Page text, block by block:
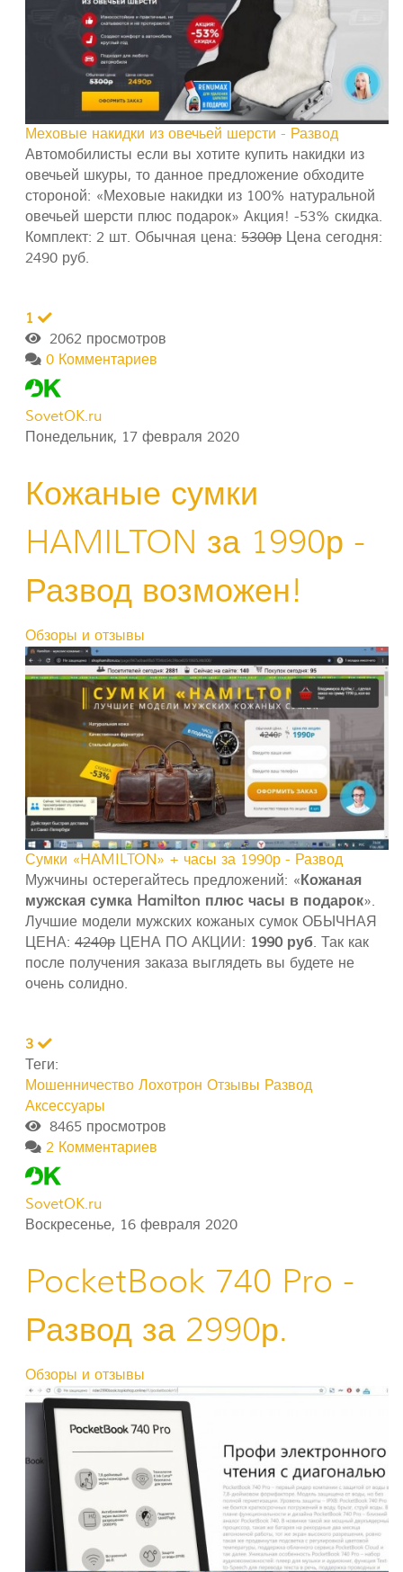
Меховые накидки из овечьей шерсти - Развод
Автомобилисты если вы хотите купить накидки из
овечьей шкуры, то данное предложение обходите
стороной: «Меховые накидки из 100% натуральной
овечьей шерсти плюс подарок» Акция! -53% скидка.
Комплект: 2 шт. Обычная цена:5300рЦена сегодня:
2490 руб.
1
2062 просмотров
0 Комментариев
SovetOK.ru
Понедельник, 17 февраля 2020
Кожаные сумки
HAMILTON за 1990р -
Развод возможен!
Обзоры и отзывы
Сумки «HAMILTON» + часы за 1990р - Развод
Мужчины остерегайтесь предложений: «Кожаная
мужская сумка Hamilton плюс часы в подарок».
Лучшие модели мужских кожаных сумок ОБЫЧНАЯ
ЦЕНА:4240рЦЕНА ПО АКЦИИ: 1990 руб. Так как
после получения заказа выглядеть вы будете не
очень солидно.
3
Теги:
Мошенничество Лохотрон Отзывы Развод
Аксессуары
8465 просмотров
2 Комментариев
SovetOK.ru
Воскресенье, 16 февраля 2020
PocketBook 740 Pro -
Развод за 2990р.
Обзоры и отзывы